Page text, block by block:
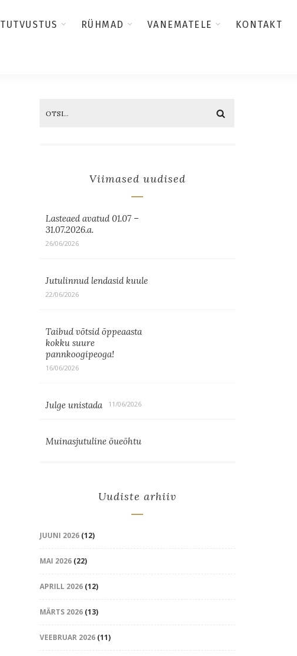
TUTVUSTUS RÜHMAD VANEMATELE KONTAKT
Viimased uudised
Lasteaed avatud 01.07 –
31.07.2026.a.
26/06/2026
Jutulinnud lendasid kuule
22/06/2026
Taibud võtsid õppeaasta
kokku suure
pannkoogipeoga!
16/06/2026
Julge unistada 11/06/2026
Muinasjutuline õueõhtu
Uudiste arhiiv
JUUNI 2026(12)
MAI 2026(22)
APRILL 2026(12)
MÄRTS 2026(13)
VEEBRUAR 2026(11)